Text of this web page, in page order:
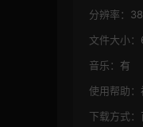
分辨率：
文件大小：
音乐： 有
使用帮助：
下载方式：